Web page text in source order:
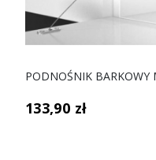
133,90 zł